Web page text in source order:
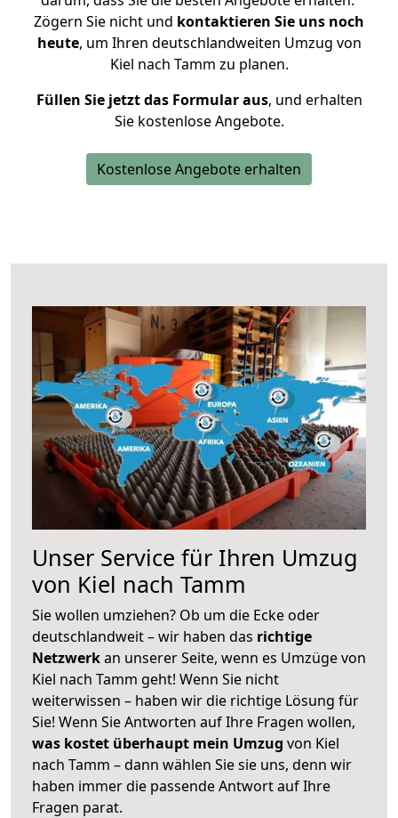
Zögern Sie nicht und kontaktieren Sie uns noch
heute, um Ihren deutschlandweiten Umzug von
Kiel nach Tamm zu planen.
Füllen Sie jetzt das Formular aus, und erhalten
Sie kostenlose Angebote.
Kostenlose Angebote erhalten
Unser Service für Ihren Umzug
von Kiel nach Tamm
Sie wollen umziehen? Ob um die Ecke oder
deutschlandweit – wir haben das richtige
Netzwerkan unserer Seite, wenn es Umzüge von
Kiel nach Tamm geht! Wenn Sie nicht
weiterwissen – haben wir die richtige Lösung für
Sie! Wenn Sie Antworten auf Ihre Fragen wollen,
was kostet überhaupt mein Umzug von Kiel
nach Tamm – dann wählen Sie sie uns, denn wir
haben immer die passende Antwort auf Ihre
Fragen parat.